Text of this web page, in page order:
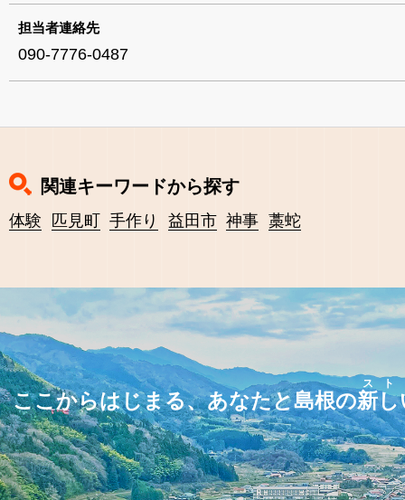
担当者連絡先
090-7776-0487
関連キーワードから探す
体験 匹見町 手作り 益田市 神事 藁蛇
ここからはじまる、あなたと島根の新し
スト